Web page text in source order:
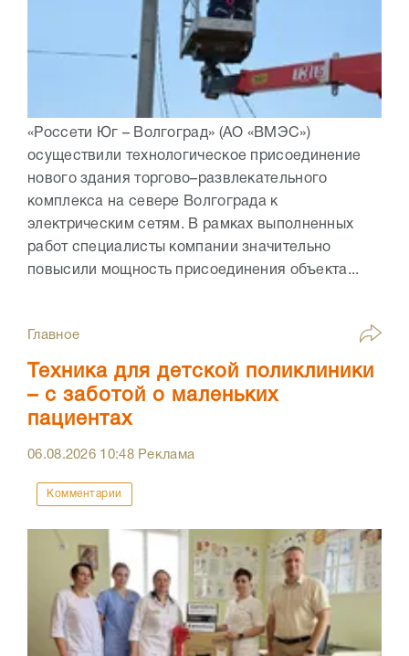
«Россети Юг – Волгоград» (АО «ВМЭС»)
осуществили технологическое присоединение
нового здания торгово–развлекательного
комплекса на севере Волгограда к
электрическим сетям. В рамках выполненных
работ специалисты компании значительно
повысили мощность присоединения объекта...
Главное
Техника для детской поликлиники
– с заботой о маленьких
пациентах
06.08.2026 10:48Реклама
Комментарии